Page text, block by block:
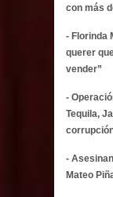
con más
- Florinda
querer
vender”
-
Tequila,
-
Mateo